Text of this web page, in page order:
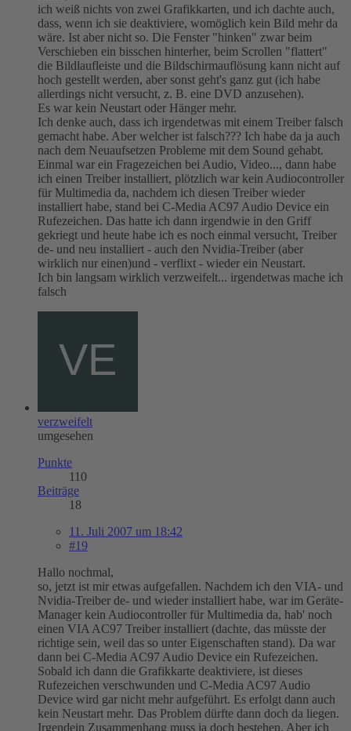
ich weiß nichts von zwei Grafikkarten, und ich dachte auch,
dass, wenn ich sie deaktiviere, womöglich kein Bild mehr da
wäre. Ist aber nicht so. Die Fenster "hinken" zwar beim
Verschieben ein bisschen hinterher, beim Scrollen "flattert"
die Bildlaufleiste und die Bildschirmauflösung kann nicht auf
hoch gestellt werden, aber sonst geht's ganz gut (ich habe
allerdings nicht versucht, z. B. eine DVD anzusehen).
Es war kein Neustart oder Hänger mehr.
Ich denke auch, dass ich irgendetwas mit einem Treiber falsch
gemacht habe. Aber welcher ist falsch??? Ich habe da ja auch
nach dem Neuaufsetzen Probleme mit dem Sound gehabt.
Einmal war ein Fragezeichen bei Audio, Video..., dann habe
ich einen Treiber installiert, plötzlich war kein Audiocontroller
für Multimedia da, nachdem ich diesen Treiber wieder
installiert habe, stand bei C-Media AC97 Audio Device ein
Rufezeichen. Das hatte ich dann irgendwie in den Griff
gekriegt und heute habe ich es noch einmal versucht, Treiber
de- und neu installiert - auch den Nvidia-Treiber (aber
wirklich nur einen)und - verflixt - wieder ein Neustart.
Ich bin langsam wirklich verzweifelt... irgendetwas mache ich
falsch
verzweifelt
umgesehen
Punkte
110
Beiträge
18
11. Juli 2007 um 18:42
#19
Hallo nochmal,
so, jetzt ist mir etwas aufgefallen. Nachdem ich den VIA- und
Nvidia-Treiber de- und wieder installiert habe, war im Geräte-
Manager kein Audiocontroller für Multimedia da, hab' noch
einen VIA AC97 Treiber installiert (dachte, das müsste der
richtige sein, weil das so unter Eigenschaften stand). Da war
dann bei C-Media AC97 Audio Device ein Rufezeichen.
Sobald ich dann die Grafikkarte deaktiviere, ist dieses
Rufezeichen verschwunden und C-Media AC97 Audio
Device wird gar nicht mehr aufgeführt. Es erfolgt dann auch
kein Neustart mehr. Das Problem dürfte dann doch da liegen.
Irgendein Zusammenhang muss ja doch bestehen. Aber ich